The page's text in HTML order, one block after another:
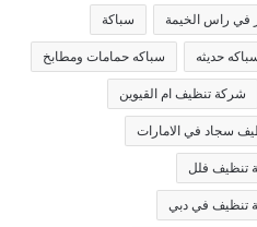
في راس الخيمة سباكة
حديثه سباكه حمامات ومطابخ
شركة تنظيف ام القيوين
سجاد في الامارات
تنظيف فلل
تنظيف في دبي